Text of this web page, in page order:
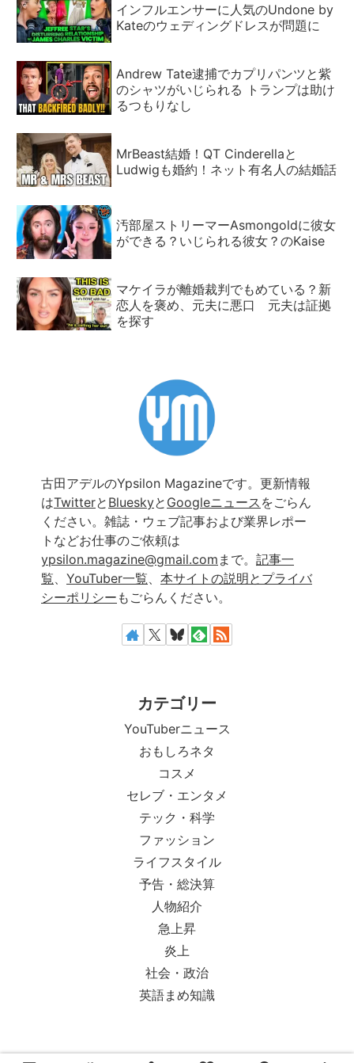
インフルエンサーに人気のUndone by
Kateのウェディングドレスが問題に
Andrew Tate逮捕でカプリパンツと紫
のシャツがいじられる トランプは助け
るつもりなし
MrBeast結婚！QT Cinderellaと
Ludwigも婚約！ネット有名人の結婚話
汚部屋ストリーマーAsmongoldに彼女
ができる？いじられる彼女？のKaise
マケイラが離婚裁判でもめている？新
恋人を褒め、元夫に悪口 元夫は証拠
を探す
古田アデルのYpsilon Magazineです。更新情報
はTwitterと Blueskyと Googleニュース をごらん
ください。雑誌・ウェブ記事および業界レポー
トなどお仕事のご依頼は
ypsilon.magazine@gmail.com まで。 記事一
覧
YouTuber一覧
本サイトの説明とプライバ
シーポリシー もごらんください。
カテゴリー
YouTuberニュース
おもしろネタ
コスメ
セレブ・エンタメ
テック・科学
ファッション
ライフスタイル
予告・総決算
人物紹介
急上昇
炎上
社会・政治
英語まめ知識